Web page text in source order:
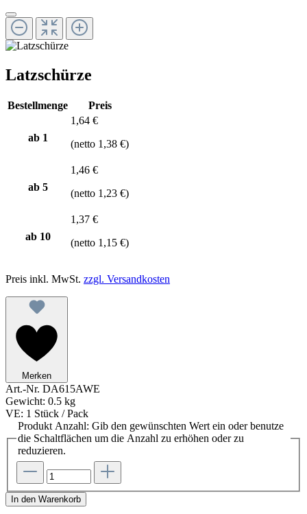
Latzschürze
Bestellmenge Preis
ab 1
1,64 €
(netto 1,38 €)
ab 5
1,46 €
(netto 1,23 €)
ab 10
1,37 €
(netto 1,15 €)
Preis inkl. MwSt. zzgl. Versandkosten
Merken
Art.-Nr. DA615AWE
Gewicht: 0.5 kg
VE: 1 Stück / Pack
Produkt Anzahl: Gib den gewünschten Wert ein oder benutze
die Schaltflächen um die Anzahl zu erhöhen oder zu
reduzieren.
In den Warenkorb